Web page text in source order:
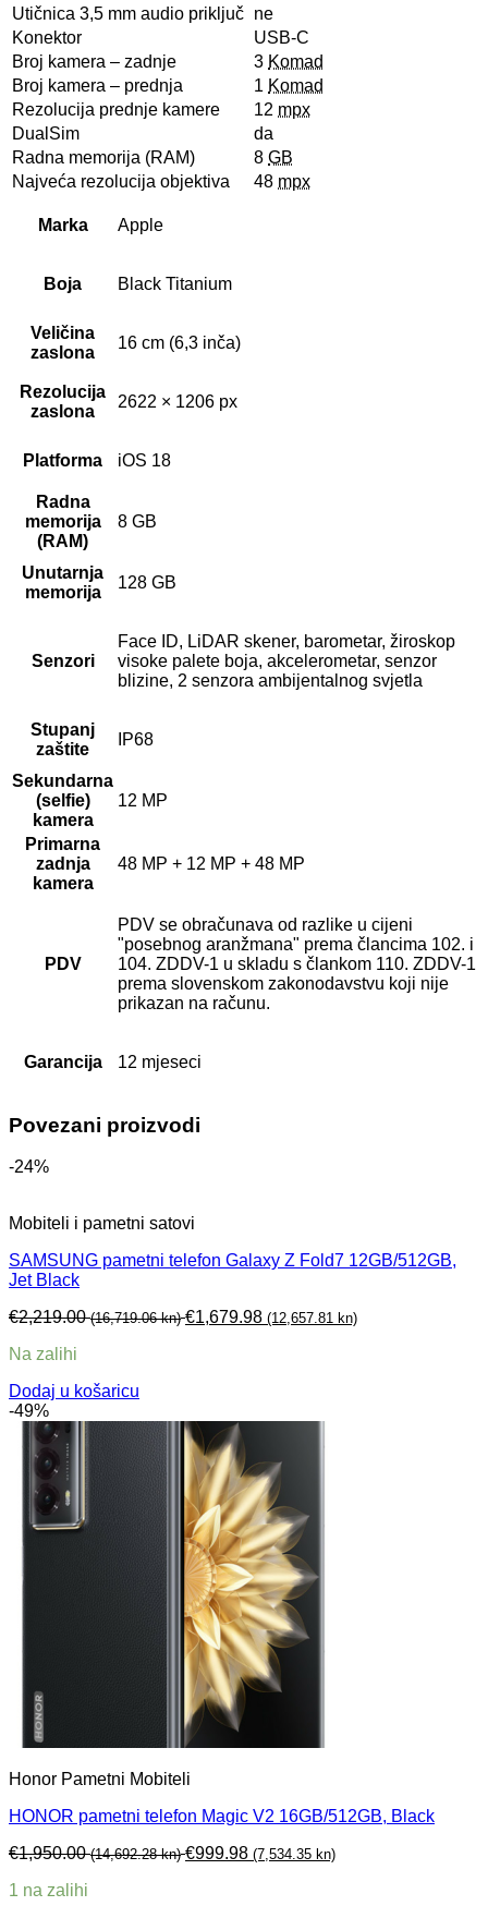
Utičnica 3,5 mm audio priključ ne
Konektor
USB-C
Broj kamera – zadnje
3 Komad
Broj kamera – prednja
1 Komad
Rezolucija prednje kamere
12 mpx
DualSim
da
Radna memorija (RAM)
8 GB
Najveća rezolucija objektiva
48 mpx
Marka Apple
Boja Black Titanium
Veličina
zaslona
16 cm (6,3 inča)
Rezolucija
zaslona
2622 × 1206 px
Platforma iOS 18
Radna
memorija
(RAM)
8 GB
Unutarnja
memorija
128 GB
Senzori
Face ID, LiDAR skener, barometar, žiroskop
visoke palete boja, akcelerometar, senzor
blizine, 2 senzora ambijentalnog svjetla
Stupanj
zaštite
IP68
Sekundarna
(selfie)
kamera
12 MP
Primarna
zadnja
kamera
48 MP + 12 MP + 48 MP
PDV
PDV se obračunava od razlike u cijeni
"posebnog aranžmana" prema člancima 102. i
104. ZDDV-1 u skladu s člankom 110. ZDDV-1
prema slovenskom zakonodavstvu koji nije
prikazan na računu.
Garancija 12 mjeseci
Povezani proizvodi
-24%
Mobiteli i pametni satovi
SAMSUNG pametni telefon Galaxy Z Fold7 12GB/512GB,
Jet Black
€2,219.00 (16,719.06 kn) €1,679.98 (12,657.81 kn)
Na zalihi
Dodaj u košaricu
-49%
Honor Pametni Mobiteli
HONOR pametni telefon Magic V2 16GB/512GB, Black
€1,950.00 (14,692.28 kn) €999.98 (7,534.35 kn)
1 na zalihi